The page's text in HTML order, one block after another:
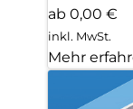
ab 0,00 €
inkl. MwSt.
Mehr